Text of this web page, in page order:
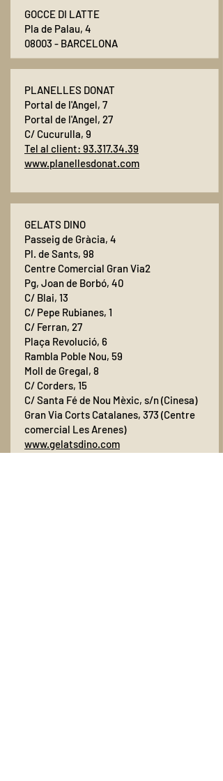
GOCCE DI LATTE
Pla de Palau, 4
08003 - BARCELONA
PLANELLES DONAT
Portal de l'Angel, 7
Portal de l'Angel, 27
C/ Cucurulla, 9
Tel al client: 93.317.34.39
www.planellesdonat.com
GELATS DINO
Passeig de Gràcia, 4
Pl. de Sants, 98
Centre Comercial Gran Via2
Pg, Joan de Borbó, 40
C/ Blai, 13
C/ Pepe Rubianes, 1
C/ Ferran, 27
Plaça Revolució, 6
Rambla Poble Nou, 59
Moll de Gregal, 8
C/ Corders, 15
C/ Santa Fé de Nou Mèxic, s/n (Cinesa)
Gran Via Corts Catalanes, 373 (Centre
comercial Les Arenes)
www.gelatsdino.com